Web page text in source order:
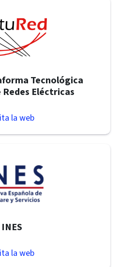
Tecnológica
Redes Eléctricas
la web
INES
la web